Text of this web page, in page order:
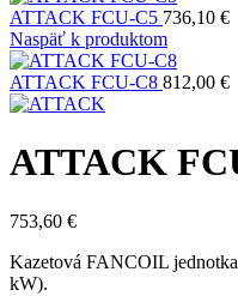
ATTACK FCU-C5 736,10 €
Naspäť k produktom
ATTACK FCU-C8 812,00 €
ATTACK
753,60 €
Kazetová FANCOIL
kW).